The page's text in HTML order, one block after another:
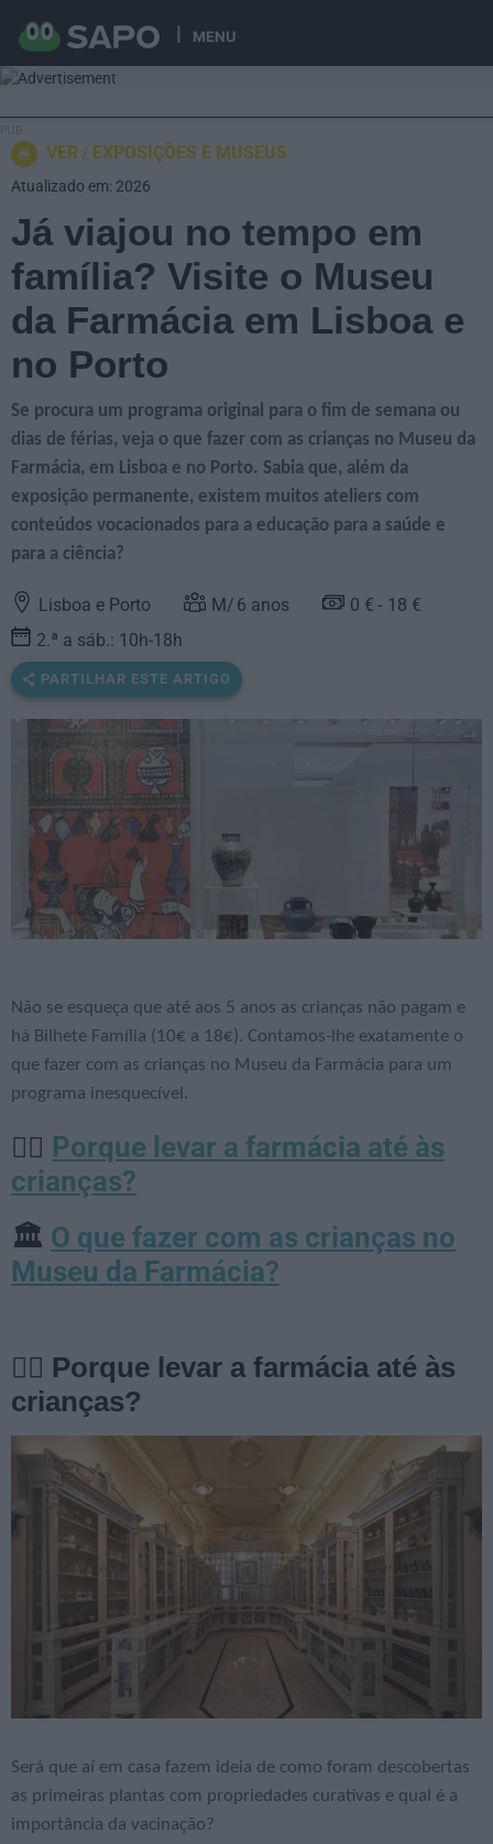
MENU
VER EXPOSIÇÕES E MUSEUS
Já viajou no tempo em
família? Visite o Museu
da Farmácia em Lisboa e
no Porto
Se procura um programa original para o fim de semana ou
dias de férias, veja o que fazer com as crianças no Museu da
Farmácia, em Lisboa e no Porto. Sabia que, além da
exposição permanente, existem muitos ateliers com
conteúdos vocacionados para a educação para a saúde e
para a ciência?
Lisboa e Porto 6 anos 0 €
18 €
2.ª a sáb.: 10h-18h
PARTILHAR ESTE ARTIGO
Não se esqueça que até aos 5 anos as crianças não pagam e
há Bilhete Família (10€ a 18€). Contamos-lhe exatamente o
que fazer com as crianças no Museu da Farmácia para um
programa inesquecível.
👨‍⚕️ Porque levar a farmácia até às
crianças?
🏛️ O que fazer com as crianças no
Museu da Farmácia?
👨‍⚕️ Porque levar a farmácia até às
crianças?
Será que aí em casa fazem ideia de como foram descobertas
as primeiras plantas com propriedades curativas e qual é a
importância da vacinação?
Atualizado em: 2026